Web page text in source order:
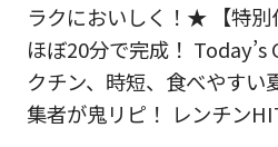
ラクにおいしく！★ 【特別
ほぼ20分で完成！
クチン、時短、食べやすい
集者が鬼リピ！ レンチン